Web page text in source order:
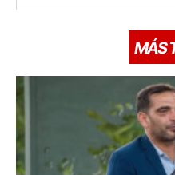
MÁS